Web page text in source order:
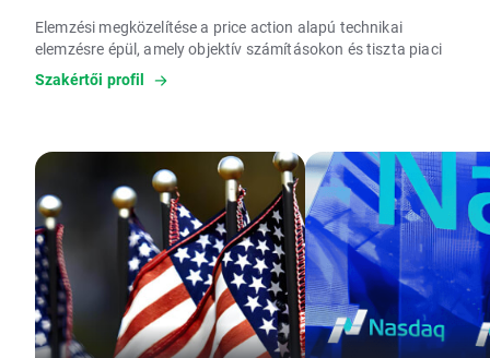
Elemzési megközelítése a price action alapú technikai
elemzésre épül, amely objektív számításokon és tiszta piaci
adatokon alapul. EIP képesítéssel rendelkezik, amely az
Európai Unió egyik legmagasabb szintű szakmai minősítése
Célja a tudatos és megalapozott befektetési döntéshozatal
Szakértői profil